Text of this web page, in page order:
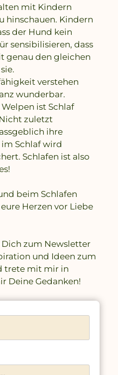
mit Kindern
hinschauen. Kindern
der Hund kein
sensibilisieren, dass
genau den gleichen
verstehen
wunderbar.
ist Schlaf
zuletzt
ihre
Schlaf wird
Schlafen ist also
beim Schlafen
Herzen vor Liebe
zum Newsletter
und Ideen zum
trete mit mir in
Deine Gedanken!